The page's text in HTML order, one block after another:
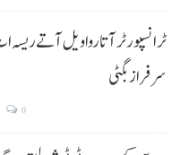
ٹرانسپورٹر آتا روا ویل آتے ریسہ
سرفراز بگٹی
0